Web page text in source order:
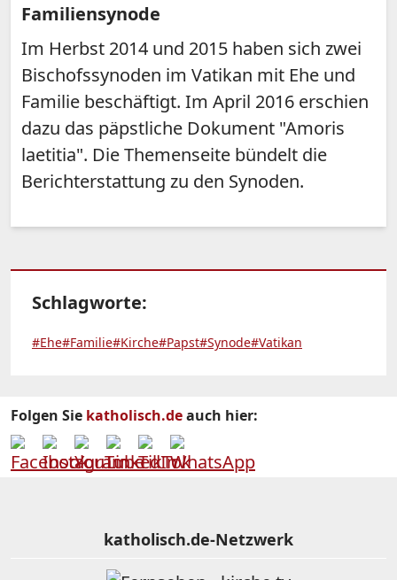
Familiensynode
Im Herbst 2014 und 2015 haben sich zwei
Bischofssynoden im Vatikan mit Ehe und
Familie beschäftigt. Im April 2016 erschien
dazu das päpstliche Dokument "Amoris
laetitia". Die Themenseite bündelt die
Berichterstattung zu den Synoden.
Schlagworte:
#Ehe#Familie#Kirche#Papst#Synode#Vatikan
Folgen Sie katholisch.deauch hier:
katholisch.de-Netzwerk